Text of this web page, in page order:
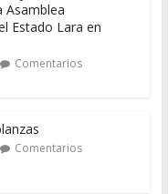
Asamblea
Estado Lara en
Comentarios
Comentarios